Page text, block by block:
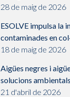
28 de maig de 2026
ESOLVE impulsa la
contaminades en
18 de maig de 2026
Aigües negres i
solucions ambientals
21 d'abril de 2026